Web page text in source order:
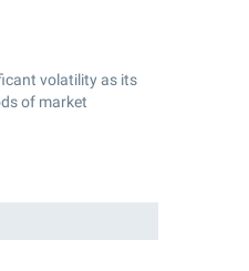
volatility as its
of market